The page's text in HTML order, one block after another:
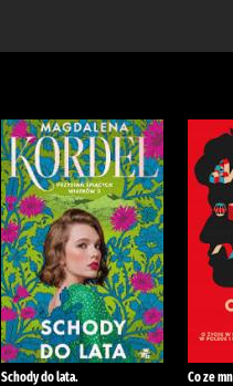
Schody do lata.
Co ze